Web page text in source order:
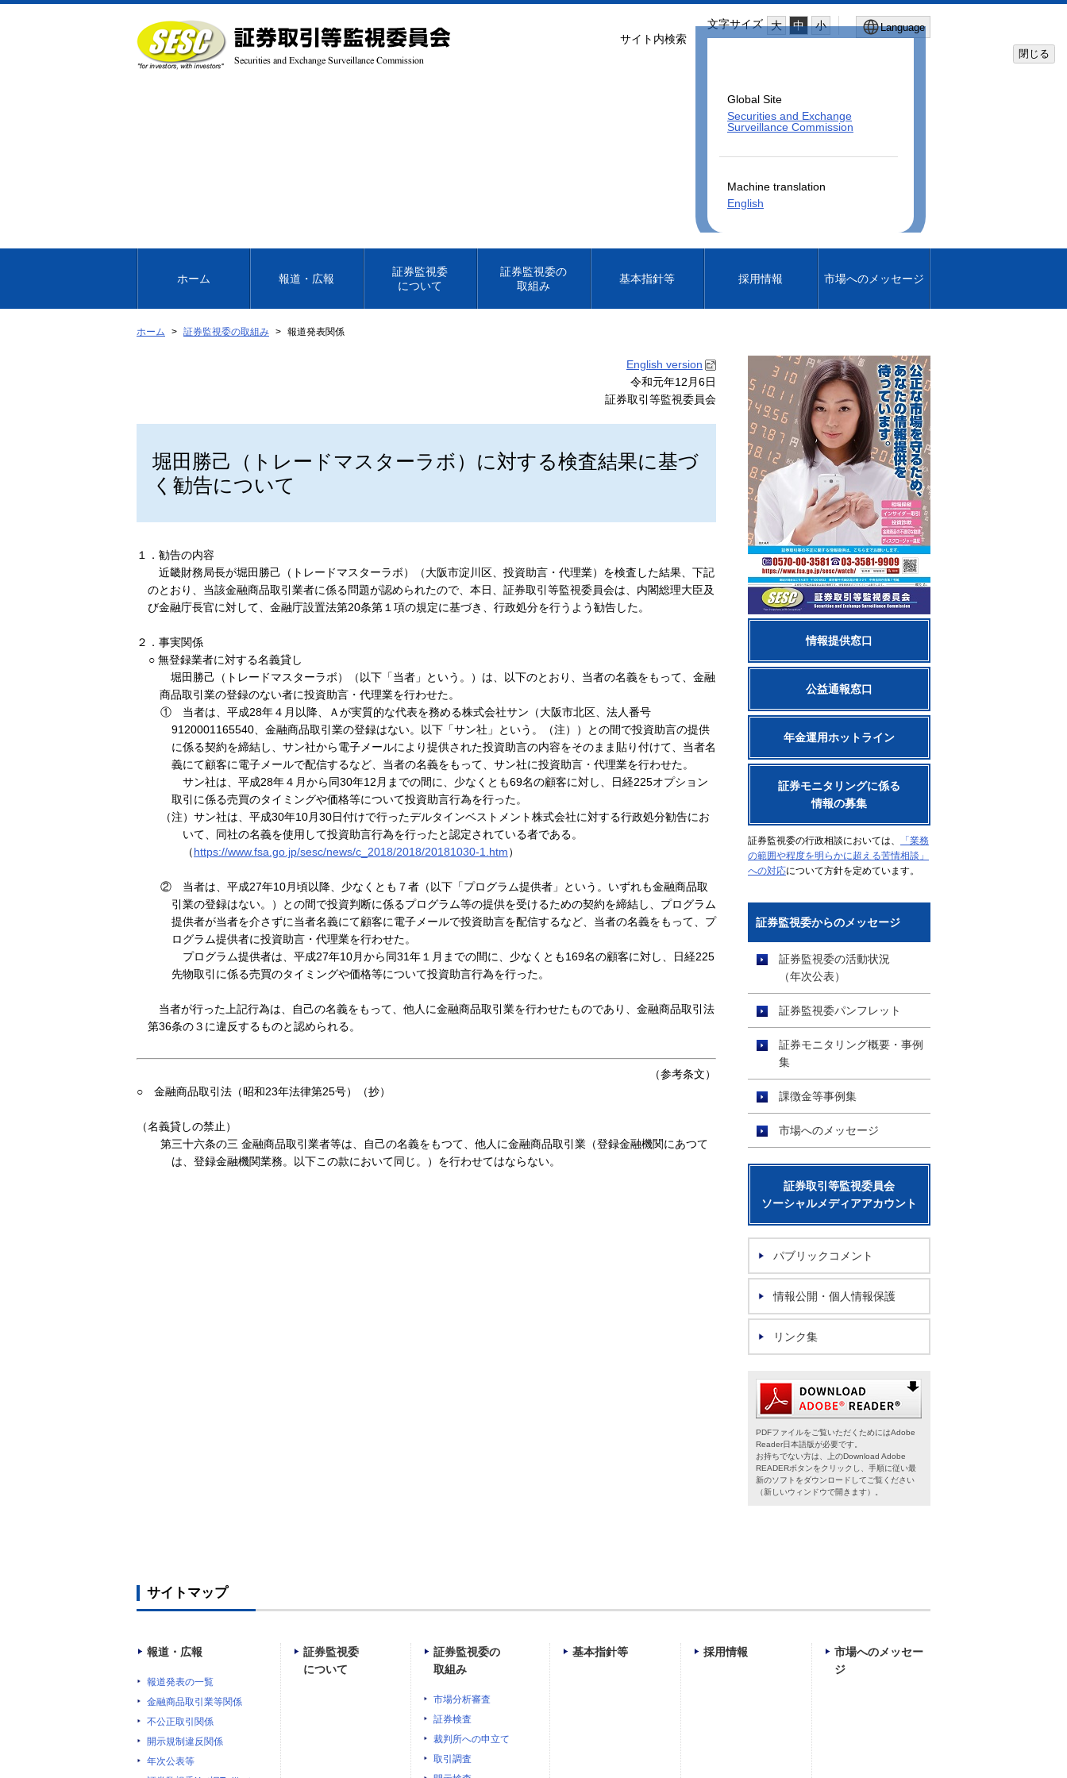
文
へ
移
文字サイズ 大 中 小 Language
Global Site
Securities and Exchange
Surveillance Commission
Machine translation
English
閉じる
サイト内検索
ホーム 報道・広報
証券監視委
について
証券監視委の
取組み
基本指針等 採用情報 市場へのメッセージ
ホーム 証券監視委の取組み 報道発表関係
English version
令和元年12月6日
証券取引等監視委員会
堀田勝己（トレードマスターラボ）に対する検査結果に基づ
く勧告について
１．勧告の内容
近畿財務局長が堀田勝己（トレードマスターラボ）（大阪市淀川区、投資助言・代理業）を検査した結果、下記
のとおり、当該金融商品取引業者に係る問題が認められたので、本日、証券取引等監視委員会は、内閣総理大臣及
び金融庁長官に対して、金融庁設置法第20条第１項の規定に基づき、行政処分を行うよう勧告した。
２．事実関係
○ 無登録業者に対する名義貸し
堀田勝己（トレードマスターラボ）（以下「当者」という。）は、以下のとおり、当者の名義をもって、金融
商品取引業の登録のない者に投資助言・代理業を行わせた。
① 当者は、平成28年４月以降、Ａが実質的な代表を務める株式会社サン（大阪市北区、法人番号
9120001165540、金融商品取引業の登録はない。以下「サン社」という。（注））との間で投資助言の提供
に係る契約を締結し、サン社から電子メールにより提供された投資助言の内容をそのまま貼り付けて、当者名
義にて顧客に電子メールで配信するなど、当者の名義をもって、サン社に投資助言・代理業を行わせた。
サン社は、平成28年４月から同30年12月までの間に、少なくとも69名の顧客に対し、日経225オプション
取引に係る売買のタイミングや価格等について投資助言行為を行った。
（注）サン社は、平成30年10月30日付けで行ったデルタインベストメント株式会社に対する行政処分勧告にお
いて、同社の名義を使用して投資助言行為を行ったと認定されている者である。
（https://www.fsa.go.jp/sesc/news/c_2018/2018/20181030-1.htm）
② 当者は、平成27年10月頃以降、少なくとも７者（以下「プログラム提供者」という。いずれも金融商品取
引業の登録はない。）との間で投資判断に係るプログラム等の提供を受けるための契約を締結し、プログラム
提供者が当者を介さずに当者名義にて顧客に電子メールで投資助言を配信するなど、当者の名義をもって、プ
ログラム提供者に投資助言・代理業を行わせた。
プログラム提供者は、平成27年10月から同31年１月までの間に、少なくとも169名の顧客に対し、日経225
先物取引に係る売買のタイミングや価格等について投資助言行為を行った。
当者が行った上記行為は、自己の名義をもって、他人に金融商品取引業を行わせたものであり、金融商品取引法
第36条の３に違反するものと認められる。
（参考条文）
○ 金融商品取引法（昭和23年法律第25号）（抄）
（名義貸しの禁止）
第三十六条の三 金融商品取引業者等は、自己の名義をもつて、他人に金融商品取引業（登録金融機関にあつて
は、登録金融機関業務。以下この款において同じ。）を行わせてはならない。
情報提供窓口
公益通報窓口
年金運用ホットライン
証券モニタリングに係る
情報の募集
証券監視委の行政相談においては、
「業務
の範囲や程度を明らかに超える苦情相談」
への対応について方針を定めています。
証券監視委からのメッセージ
証券監視委の活動状況
（年次公表）
証券監視委パンフレット
証券モニタリング概要・事例
集
課徴金等事例集
市場へのメッセージ
証券取引等監視委員会
ソーシャルメディアアカウント
パブリックコメント
情報公開・個人情報保護
リンク集
PDFファイルをご覧いただくためにはAdobe
Reader日本語版が必要です。
お持ちでない方は、上のDownload Adobe
READERボタンをクリックし、手順に従い最
新のソフトをダウンロードしてご覧ください
（新しいウィンドウで開きます）。
サイトマップ
報道・広報
報道発表の一覧
金融商品取引業等関係
不公正取引関係
開示規制違反関係
年次公表等
証券監視委
について
証券監視委の
取組み
市場分析審査
証券検査
裁判所への申立て
取引調査
基本指針等 採用情報
市場へのメッセー
ジ